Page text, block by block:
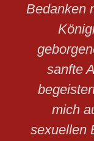
Bedanken
sanfte
mich
sexuellen